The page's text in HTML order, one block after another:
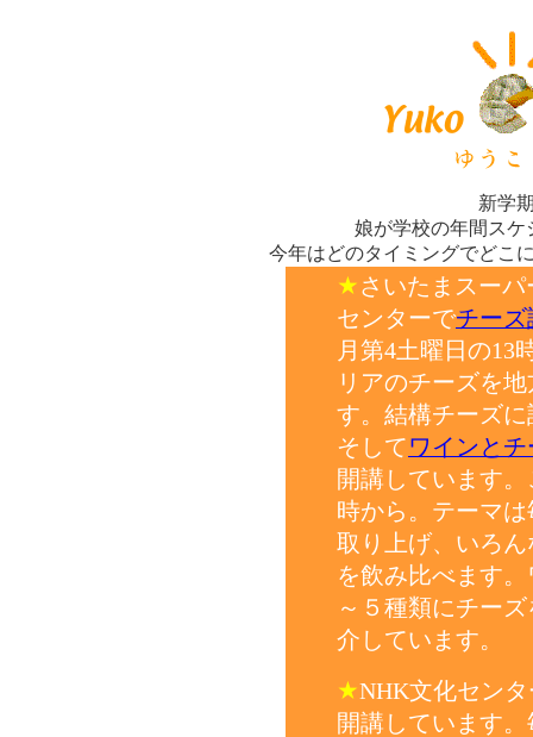
新学
娘が学校の年間スケ
今年はどのタイミングでどこ
★さいたまスー
センターでチーズ
月第4土曜日の13
リアのチーズを
す。結構チーズ
そしてワインと
開講しています
時から。テーマ
取り上げ、いろ
を飲み比べます
～５種類にチー
介しています。
★NHK文化セン
開講しています